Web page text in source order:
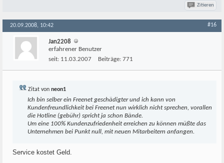
Zitieren
20.09.2008, 10:42 #16
Jan2208
erfahrener Benutzer
seit: 11.03.2007 Beiträge: 771
Zitat von neon1
Ich bin selber ein Freenet geschädigter und ich kann von
Kundenfreundlichkeit bei Freenet nun wirklich nicht sprechen, vorallen
die Hotline (gebühr) spricht ja schon Bände.
Um eine 100% Kundenzufriedenheit erreichen zu können müßte das
Unternehmen bei Punkt null, mit neuen Mitarbeitern anfangen.
Service kostet Geld.